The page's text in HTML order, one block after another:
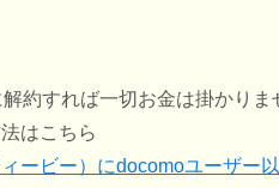
約すれば一切お金は掛かりま
はこちら
ービー）にdocomoユーザー